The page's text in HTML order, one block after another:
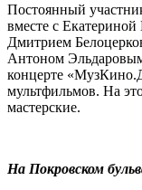
Постоянный
вместе с
Дмитрием
Антоном
концерте
мультфильмов. На
мастерские.
На Покровском